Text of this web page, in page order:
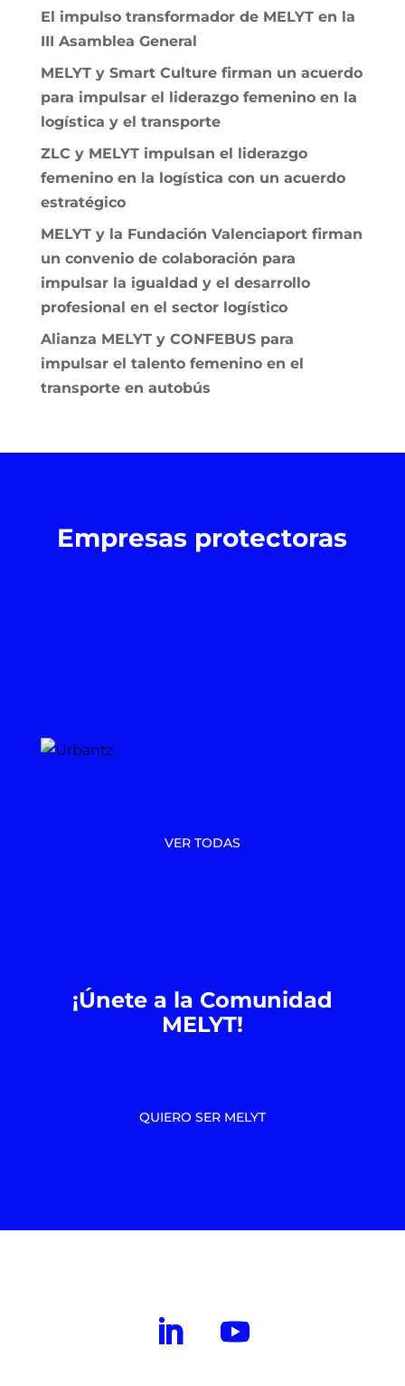
El impulso transformador de MELYT en la
III Asamblea General
MELYT y Smart Culture firman un acuerdo
para impulsar el liderazgo femenino en la
logística y el transporte
ZLC y MELYT impulsan el liderazgo
femenino en la logística con un acuerdo
estratégico
MELYT y la Fundación Valenciaport firman
un convenio de colaboración para
impulsar la igualdad y el desarrollo
profesional en el sector logístico
Alianza MELYT y CONFEBUS para
impulsar el talento femenino en el
transporte en autobús
Empresas protectoras
VER TODAS
¡Únete a la Comunidad
MELYT!
QUIERO SER MELYT